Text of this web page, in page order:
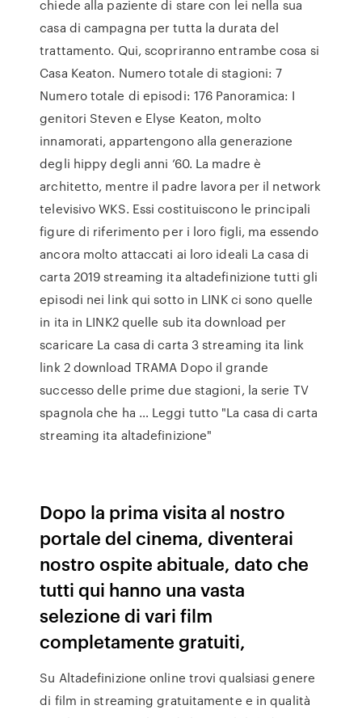
chiede alla paziente di stare con lei nella sua
casa di campagna per tutta la durata del
trattamento. Qui, scopriranno entrambe cosa si
Casa Keaton. Numero totale di stagioni: 7
Numero totale di episodi: 176 Panoramica: I
genitori Steven e Elyse Keaton, molto
innamorati, appartengono alla generazione
degli hippy degli anni ’60. La madre è
architetto, mentre il padre lavora per il network
televisivo WKS. Essi costituiscono le principali
figure di riferimento per i loro figli, ma essendo
ancora molto attaccati ai loro ideali La casa di
carta 2019 streaming ita altadefinizione tutti gli
episodi nei link qui sotto in LINK ci sono quelle
in ita in LINK2 quelle sub ita download per
scaricare La casa di carta 3 streaming ita link
link 2 download TRAMA Dopo il grande
successo delle prime due stagioni, la serie TV
spagnola che ha … Leggi tutto "La casa di carta
streaming ita altadefinizione"
Dopo la prima visita al nostro
portale del cinema, diventerai
nostro ospite abituale, dato che
tutti qui hanno una vasta
selezione di vari film
completamente gratuiti,
Su Altadefinizione online trovi qualsiasi genere
di film in streaming gratuitamente e in qualità